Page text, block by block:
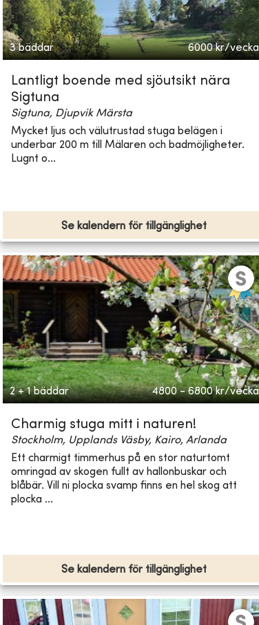
3 bäddar 6000 kr/vecka
Lantligt boende med sjöutsikt nära
Sigtuna
Sigtuna, Djupvik Märsta
Mycket ljus och välutrustad stuga belägen i
underbar 200 m till Mälaren och badmöjligheter.
Lugnt o...
Se kalendern för tillgänglighet
2 + 1 bäddar 4800 - 6800 kr/vecka
Charmig stuga mitt i naturen!
Stockholm, Upplands Väsby, Kairo, Arlanda
Ett charmigt timmerhus på en stor naturtomt
omringad av skogen fullt av hallonbuskar och
blåbär. Vill ni plocka svamp finns en hel skog att
plocka ...
Se kalendern för tillgänglighet